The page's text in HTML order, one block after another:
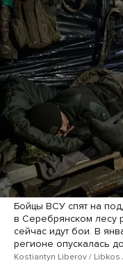
Бойцы ВСУ спят на
в Серебрянском лесу
сейчас идут бои. В
регионе опускалась до
Kostiantyn Liberov / Libkos